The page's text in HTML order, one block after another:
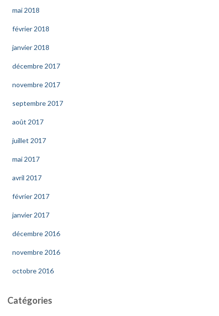
mai 2018
février 2018
janvier 2018
décembre 2017
novembre 2017
septembre 2017
août 2017
juillet 2017
mai 2017
avril 2017
février 2017
janvier 2017
décembre 2016
novembre 2016
octobre 2016
Catégories